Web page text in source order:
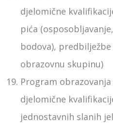
djelomične
pića (osposobljavanje,
bodova),
obrazovnu skupinu)
Program
djelomične
jednostavnih slanih